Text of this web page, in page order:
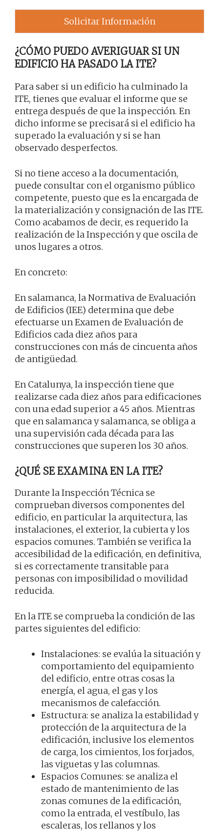
Solicitar Información
¿CÓMO PUEDO AVERIGUAR SI UN
EDIFICIO HA PASADO LA ITE?
Para saber si un edificio ha culminado la
ITE, tienes que evaluar el informe que se
entrega después de que la inspección. En
dicho informe se precisará si el edificio ha
superado la evaluación y si se han
observado desperfectos.
Si no tiene acceso a la documentación,
puede consultar con el organismo público
competente, puesto que es la encargada de
la materialización y consignación de las ITE.
Como acabamos de decir, es requerido la
realización de la Inspección y que oscila de
unos lugares a otros.
En concreto:
En salamanca, la Normativa de Evaluación
de Edificios (IEE) determina que debe
efectuarse un Examen de Evaluación de
Edificios cada diez años para
construcciones con más de cincuenta años
de antigüedad.
En Catalunya, la inspección tiene que
realizarse cada diez años para edificaciones
con una edad superior a 45 años. Mientras
que en salamanca y salamanca, se obliga a
una supervisión cada década para las
construcciones que superen los 30 años.
¿QUÉ SE EXAMINA EN LA ITE?
Durante la Inspección Técnica se
comprueban diversos componentes del
edificio, en particular la arquitectura, las
instalaciones, el exterior, la cubierta y los
espacios comunes. También se verifica la
accesibilidad de la edificación, en definitiva,
si es correctamente transitable para
personas con imposibilidad o movilidad
reducida.
En la ITE se comprueba la condición de las
partes siguientes del edificio:
Instalaciones: se evalúa la situación y
comportamiento del equipamiento
del edificio, entre otras cosas la
energía, el agua, el gas y los
mecanismos de calefacción.
Estructura: se analiza la estabilidad y
protección de la arquitectura de la
edificación, inclusive los elementos
de carga, los cimientos, los forjados,
las viguetas y las columnas.
Espacios Comunes: se analiza el
estado de mantenimiento de las
zonas comunes de la edificación,
como la entrada, el vestíbulo, las
escaleras, los rellanos y los